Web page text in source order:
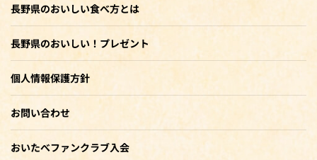
長野県のおいしい食べ方とは
長野県のおいしい！プレゼント
個人情報保護方針
お問い合わせ
おいたべファンクラブ入会